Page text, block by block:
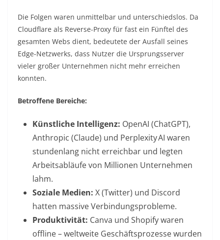
Die Folgen waren unmittelbar und unterschiedslos. Da
Cloudflare als Reverse-Proxy für fast ein Fünftel des
gesamten Webs dient, bedeutete der Ausfall seines
Edge-Netzwerks, dass Nutzer die Ursprungsserver
vieler großer Unternehmen nicht mehr erreichen
konnten.
Betroffene Bereiche:
Künstliche Intelligenz: OpenAI (ChatGPT),
Anthropic (Claude) und Perplexity AI waren
stundenlang nicht erreichbar und legten
Arbeitsabläufe von Millionen Unternehmen
lahm.
Soziale Medien: X (Twitter) und Discord
hatten massive Verbindungsprobleme.
Produktivität: Canva und Shopify waren
offline – weltweite Geschäftsprozesse wurden